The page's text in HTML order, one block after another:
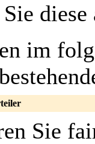
diese
im
Sie